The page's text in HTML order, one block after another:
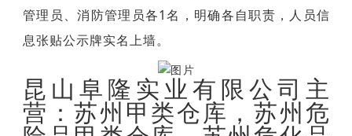
管理员、消防管理员各1名，明确各自职责，人员信
息张贴公示牌实名上墙。
昆山阜隆实业有限公司主
营：苏州甲类仓库，苏州危